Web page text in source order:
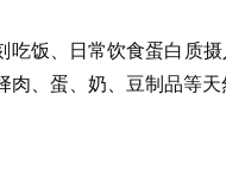
吃饭、日常饮食蛋白质
、蛋、奶、豆制品等天